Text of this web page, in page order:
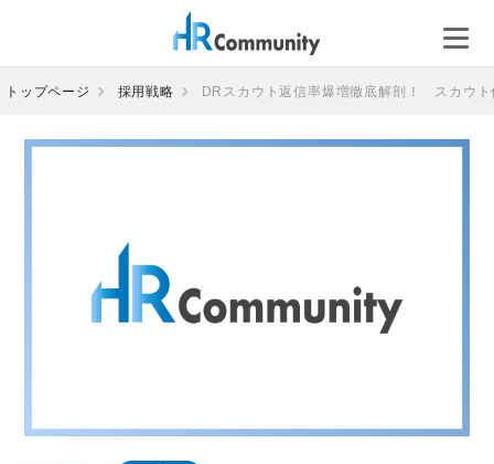
テ
ントップページ 採用戦略 DRスカウト返信率爆増徹底解剖！ スカウト